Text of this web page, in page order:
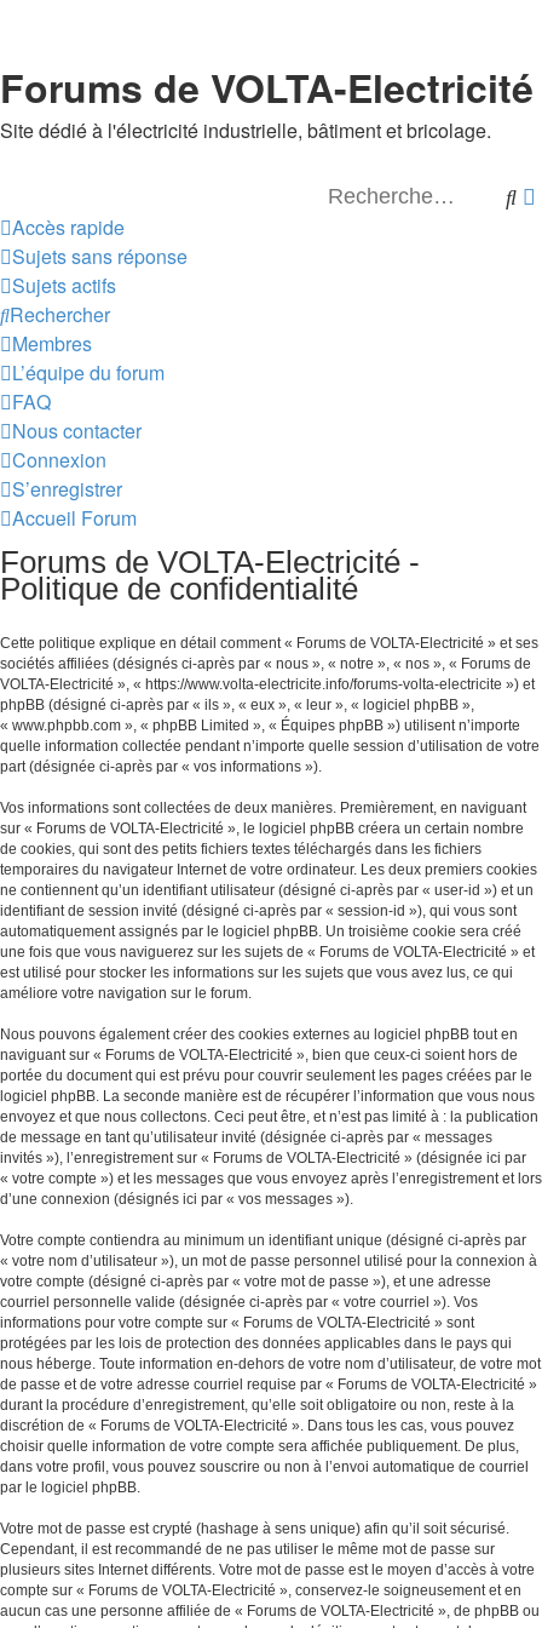
Forums de VOLTA-Electricité
Site dédié à l'électricité industrielle, bâtiment et bricolage.
Accès rapide
Sujets sans réponse
Sujets actifs
Rechercher
Membres
L’équipe du forum
FAQ
Nous contacter
Connexion
S’enregistrer
Accueil Forum
Forums de VOLTA-Electricité -
Politique de confidentialité
Cette politique explique en détail comment « Forums de VOLTA-Electricité » et ses
sociétés affiliées (désignés ci-après par « nous », « notre », « nos », « Forums de
VOLTA-Electricité », « https://www.volta-electricite.info/forums-volta-electricite ») et
phpBB (désigné ci-après par « ils », « eux », « leur », « logiciel phpBB »,
« www.phpbb.com », « phpBB Limited », « Équipes phpBB ») utilisent n’importe
quelle information collectée pendant n’importe quelle session d’utilisation de votre
part (désignée ci-après par « vos informations »).
Vos informations sont collectées de deux manières. Premièrement, en naviguant
sur « Forums de VOLTA-Electricité », le logiciel phpBB créera un certain nombre
de cookies, qui sont des petits fichiers textes téléchargés dans les fichiers
temporaires du navigateur Internet de votre ordinateur. Les deux premiers cookies
ne contiennent qu’un identifiant utilisateur (désigné ci-après par « user-id ») et un
identifiant de session invité (désigné ci-après par « session-id »), qui vous sont
automatiquement assignés par le logiciel phpBB. Un troisième cookie sera créé
une fois que vous naviguerez sur les sujets de « Forums de VOLTA-Electricité » et
est utilisé pour stocker les informations sur les sujets que vous avez lus, ce qui
améliore votre navigation sur le forum.
Nous pouvons également créer des cookies externes au logiciel phpBB tout en
naviguant sur « Forums de VOLTA-Electricité », bien que ceux-ci soient hors de
portée du document qui est prévu pour couvrir seulement les pages créées par le
logiciel phpBB. La seconde manière est de récupérer l’information que vous nous
envoyez et que nous collectons. Ceci peut être, et n’est pas limité à : la publication
de message en tant qu’utilisateur invité (désignée ci-après par « messages
invités »), l’enregistrement sur « Forums de VOLTA-Electricité » (désignée ici par
« votre compte ») et les messages que vous envoyez après l’enregistrement et lors
d’une connexion (désignés ici par « vos messages »).
Votre compte contiendra au minimum un identifiant unique (désigné ci-après par
« votre nom d’utilisateur »), un mot de passe personnel utilisé pour la connexion à
votre compte (désigné ci-après par « votre mot de passe »), et une adresse
courriel personnelle valide (désignée ci-après par « votre courriel »). Vos
informations pour votre compte sur « Forums de VOLTA-Electricité » sont
protégées par les lois de protection des données applicables dans le pays qui
nous héberge. Toute information en-dehors de votre nom d’utilisateur, de votre mot
de passe et de votre adresse courriel requise par « Forums de VOLTA-Electricité »
durant la procédure d’enregistrement, qu’elle soit obligatoire ou non, reste à la
discrétion de « Forums de VOLTA-Electricité ». Dans tous les cas, vous pouvez
choisir quelle information de votre compte sera affichée publiquement. De plus,
dans votre profil, vous pouvez souscrire ou non à l’envoi automatique de courriel
par le logiciel phpBB.
Votre mot de passe est crypté (hashage à sens unique) afin qu’il soit sécurisé.
Cependant, il est recommandé de ne pas utiliser le même mot de passe sur
plusieurs sites Internet différents. Votre mot de passe est le moyen d’accès à votre
compte sur « Forums de VOLTA-Electricité », conservez-le soigneusement et en
aucun cas une personne affiliée de « Forums de VOLTA-Electricité », de phpBB ou